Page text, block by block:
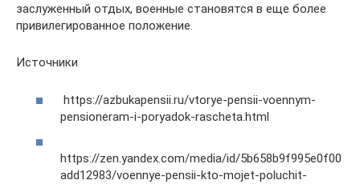
заслуженный отдых, военные становятся в еще более
привилегированное положение.
Источники
https://azbukapensii.ru/vtorye-pensii-voennym-
pensioneram-i-poryadok-rascheta.html
https://zen.yandex.com/media/id/5b658b9f995e0f00
add12983/voennye-pensii-kto-mojet-poluchit-